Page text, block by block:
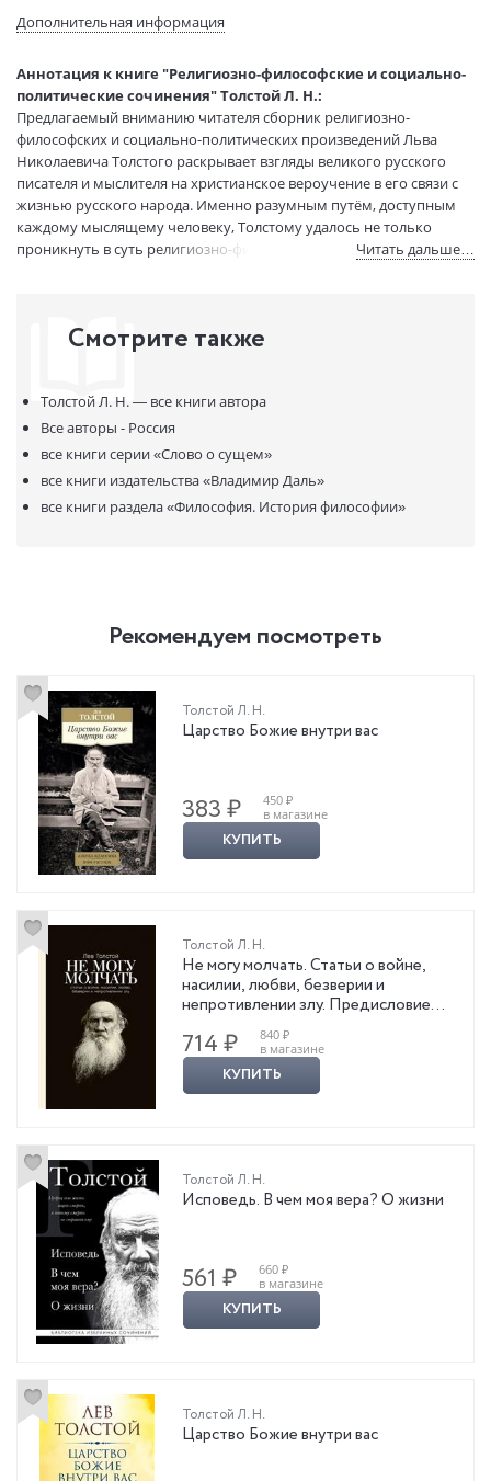
Язык текста:
русский
Формат:
60х90 1/16
Размеры в мм
(ДхШхВ):
225x155x38
Вес:
890 гр.
Страниц:
692
Код товара:
1235053
Артикул:
Т0000008143
ISBN:
978-5-93615-344-0
Дополнительная информация
Аннотация к книге "Религиозно-философские и социально-
политические сочинения" Толстой Л. Н.:
Предлагаемый вниманию читателя сборник религиозно-
философских и социально-политических произведений Льва
Николаевича Толстого раскрывает взгляды великого русского
писателя и мыслителя на христианское вероучение в его связи с
жизнью русского народа. Именно разумным путём, доступным
каждому мыслящему человеку, Толстому удалось не только
проникнуть в суть религиозно-философских и социальных
В борьбе со злом, по Толстому, определяющую роль играет
противление злу разумом, поэтому и система образования
разумного начала.
Читать дальше…
Смотрите также
Толстой Л. Н. — все книги автора
Все авторы - Россия
все книги серии«Слово о сущем»
все книги издательства«Владимир Даль»
все книги раздела«Философия. История философии»
Рекомендуем посмотреть
Толстой Л. Н.
Царство Божие внутри вас
383 ₽
450 ₽
в магазине
КУПИТЬ
Толстой Л. Н.
Не могу молчать. Статьи о войне,
насилии, любви, безверии и
непротивлении злу. Предисловие
Павла Басинского
714 ₽
840 ₽
в магазине
КУПИТЬ
Толстой Л. Н.
Исповедь. В чем моя вера? О жизни
561 ₽
660 ₽
в магазине
КУПИТЬ
Толстой Л. Н.
Царство Божие внутри вас